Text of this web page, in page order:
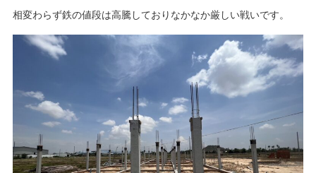
相変わらず鉄の値段は高騰しておりなかなか厳しい戦いです。